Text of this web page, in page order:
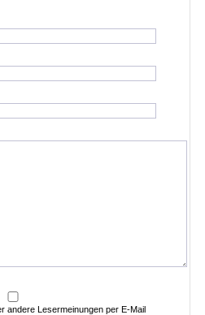
andere Lesermeinungen per E-Mail